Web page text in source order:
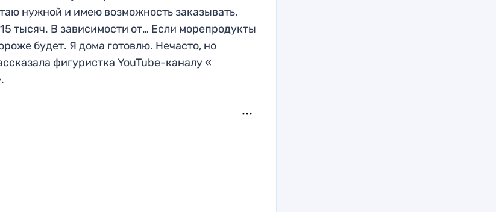
нужной и имею возможность заказывать,
15 тысяч. В зависимости от… Если морепродукты
будет. Я дома готовлю. Нечасто, но
фигуристка YouTube-каналу «